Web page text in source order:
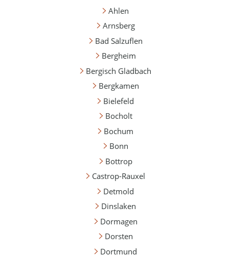
Ahlen
Arnsberg
Bad Salzuflen
Bergheim
Bergisch Gladbach
Bergkamen
Bielefeld
Bocholt
Bochum
Bonn
Bottrop
Castrop-Rauxel
Detmold
Dinslaken
Dormagen
Dorsten
Dortmund